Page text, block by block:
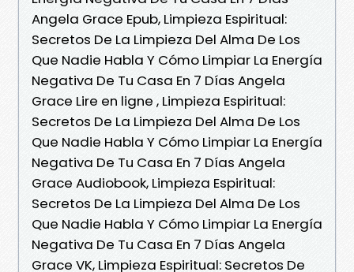
Angela Grace Epub, Limpieza Espiritual:
Secretos De La Limpieza Del Alma De Los
Que Nadie Habla Y Cómo Limpiar La Energía
Negativa De Tu Casa En 7 Días Angela
Grace Lire en ligne , Limpieza Espiritual:
Secretos De La Limpieza Del Alma De Los
Que Nadie Habla Y Cómo Limpiar La Energía
Negativa De Tu Casa En 7 Días Angela
Grace Audiobook, Limpieza Espiritual:
Secretos De La Limpieza Del Alma De Los
Que Nadie Habla Y Cómo Limpiar La Energía
Negativa De Tu Casa En 7 Días Angela
Grace VK, Limpieza Espiritual: Secretos De